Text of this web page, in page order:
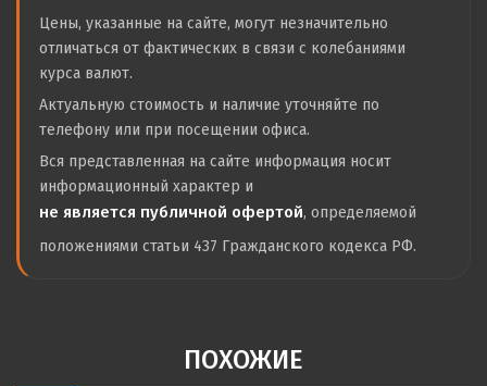
Цены, указанные на сайте, могут незначительно
отличаться от фактических в связи с колебаниями
курса валют.
Актуальную стоимость и наличие уточняйте по
телефону или при посещении офиса.
Вся представленная на сайте информация носит
информационный характер и
не является публичной офертой, определяемой
положениями статьи 437 Гражданского кодекса РФ.
ПОХОЖИЕ